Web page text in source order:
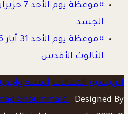
።
الجسد
።
الثالوث الأقدس
الرئيسية المقالات أسئلة
Ghoummaid Designed By